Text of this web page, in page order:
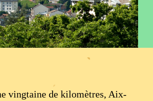
vingtaine de kilomètres, Aix-